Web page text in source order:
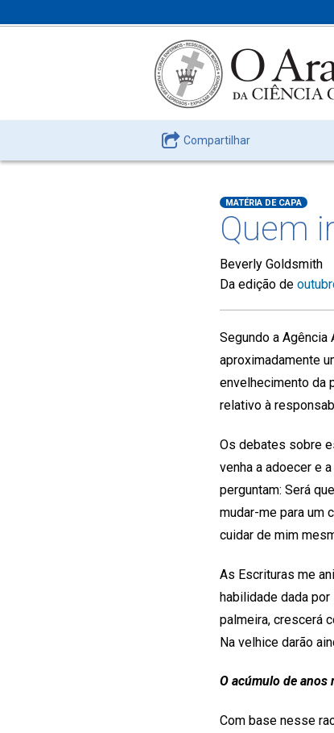
Compartilhar
MATÉRIA DE CAPA
Quem
Beverly Goldsmith
Da edição de
Segundo a
aproximadamente
envelhecimento da
relativo à
Os debates sobre
venha a adoecer e
perguntam: Será
mudar-me para um
cuidar de mim
As Escrituras me
habilidade dada
palmeira, crescerá
Na velhice darão
O acúmulo de anos
Com base nesse